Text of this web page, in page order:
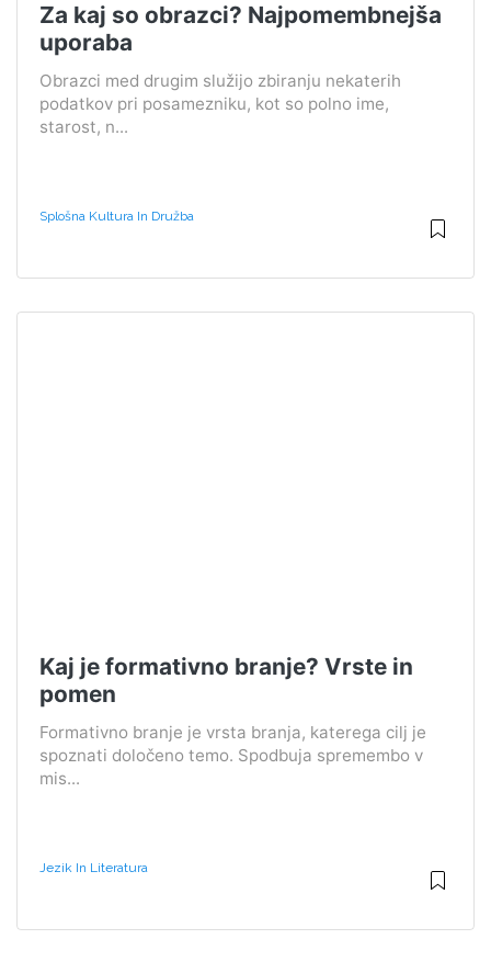
Za kaj so obrazci? Najpomembnejša
uporaba
Obrazci med drugim služijo zbiranju nekaterih
podatkov pri posamezniku, kot so polno ime,
starost, n...
Splošna Kultura In Družba
Kaj je formativno branje? Vrste in
pomen
Formativno branje je vrsta branja, katerega cilj je
spoznati določeno temo. Spodbuja spremembo v
mis...
Jezik In Literatura